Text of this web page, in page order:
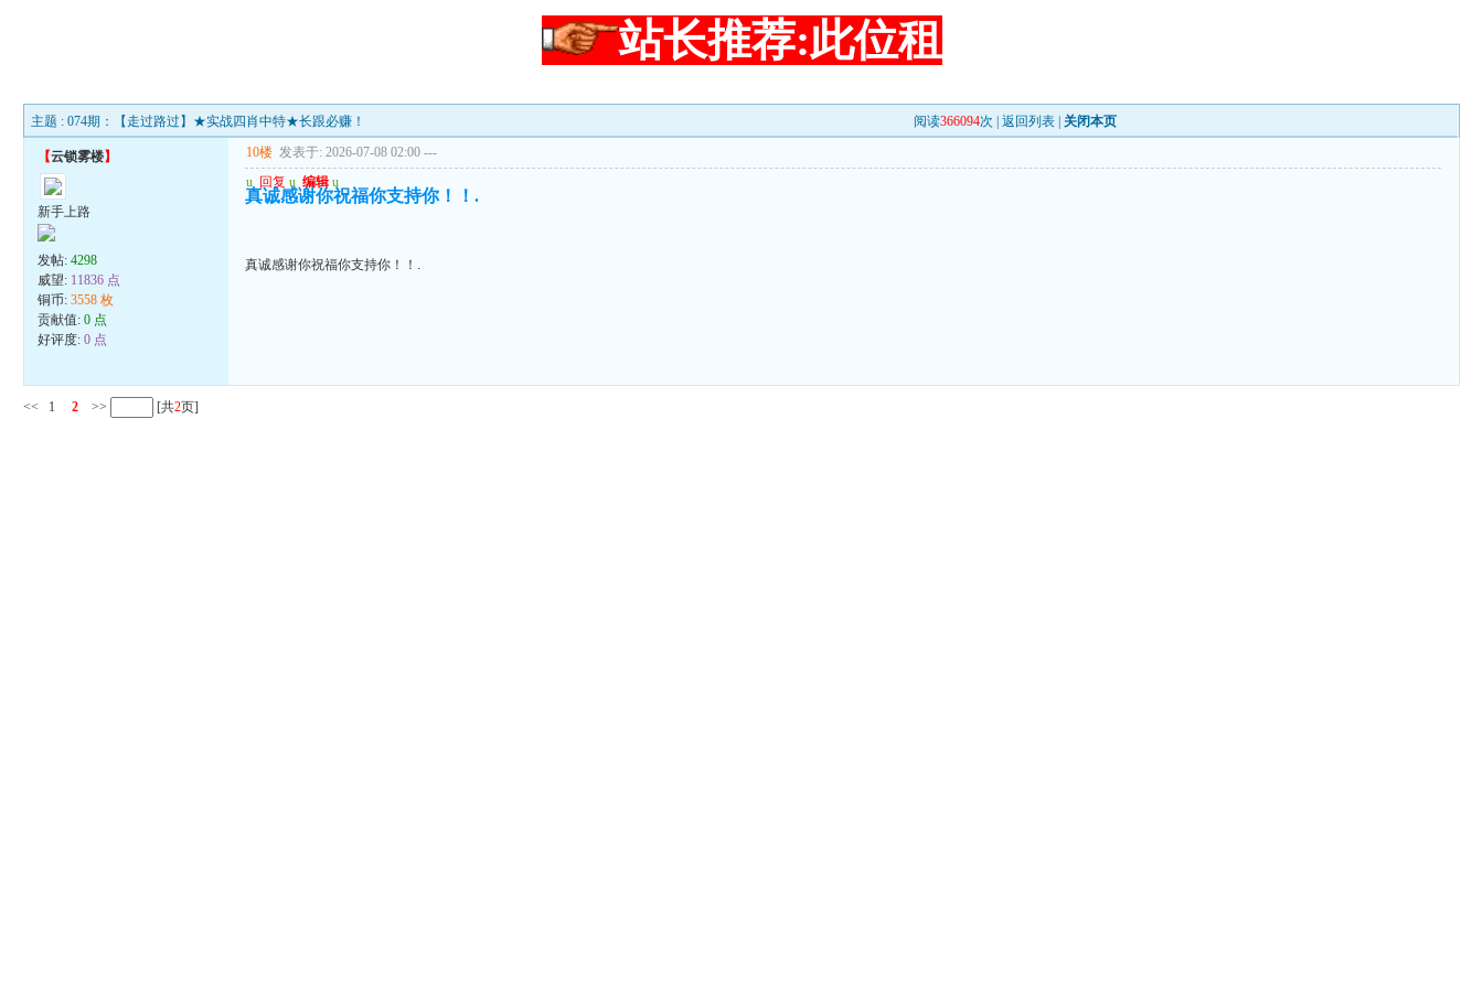
站长推荐:此位租
主题 : 074期：【走过路过】★实战四肖中特★长跟必赚！ 阅读366094次 |返回列表 关闭本页
【云锁雾楼】
新手上路
发帖:4298
威望: 11836 点
铜币:3558 枚
贡献值:0 点
好评度:0 点
10楼 发表于: 2026-07-08 02:00 ---
u 回复 u 编辑 u
真诚感谢你祝福你支持你！！.
真诚感谢你祝福你支持你！！.
<< 1 2 >> [共2页]